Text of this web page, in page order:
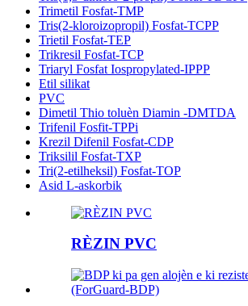
Trimetil Fosfat-TMP
Tris(2-kloroizopropil) Fosfat-TCPP
Trietil Fosfat-TEP
Trikresil Fosfat-TCP
Triaryl Fosfat Iospropylated-IPPP
Etil silikat
PVC
Dimetil Thio toluèn Diamin -DMTDA
Trifenil Fosfit-TPPi
Krezil Difenil Fosfat-CDP
Triksilil Fosfat-TXP
Tri(2-etilheksil) Fosfat-TOP
Asid L-askorbik
RÈZIN PVC